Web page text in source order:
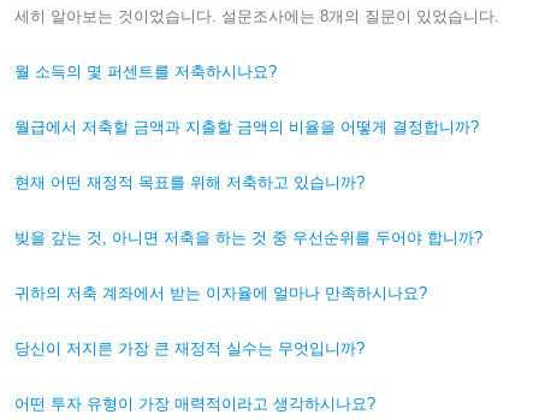
세히 알아보는 것이었습니다. 설문조사에는 8개의 질문이 있었습니다.
월 소득의 몇 퍼센트를 저축하시나요?
월급에서 저축할 금액과 지출할 금액의 비율을 어떻게 결정합니까?
현재 어떤 재정적 목표를 위해 저축하고 있습니까?
빚을 갚는 것, 아니면 저축을 하는 것 중 우선순위를 두어야 합니까?
귀하의 저축 계좌에서 받는 이자율에 얼마나 만족하시나요?
당신이 저지른 가장 큰 재정적 실수는 무엇입니까?
어떤 투자 유형이 가장 매력적이라고 ​​생각하시나요?